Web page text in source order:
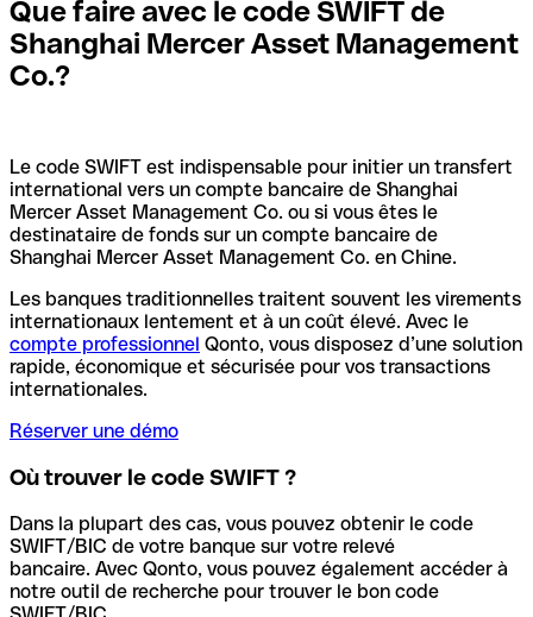
Que faire avec le code SWIFT de
Shanghai Mercer Asset Management
Co.?
Le code SWIFT est indispensable pour initier un transfert
international vers un compte bancaire de Shanghai
Mercer Asset Management Co. ou si vous êtes le
destinataire de fonds sur un compte bancaire de
Shanghai Mercer Asset Management Co. en Chine.
Les banques traditionnelles traitent souvent les virements
internationaux lentement et à un coût élevé. Avec le
compte professionnel Qonto, vous disposez d’une solution
rapide, économique et sécurisée pour vos transactions
internationales.
Réserver une démo
Où trouver le code SWIFT ?
Dans la plupart des cas, vous pouvez obtenir le code
SWIFT/BIC de votre banque sur votre relevé
bancaire. Avec Qonto, vous pouvez également accéder à
notre outil de recherche pour trouver le bon code